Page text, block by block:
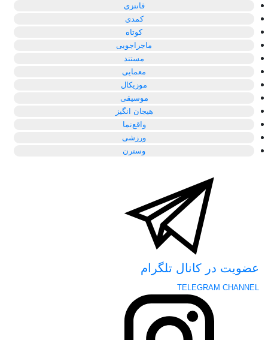
فانتزی
کمدی
کوتاه
ماجراجویی
مستند
معمایی
موزیکال
موسیقی
هیجان انگیز
واقع‌نما
ورزشی
وسترن
عضویت در کانال تلگرام
TELEGRAM CHANNEL